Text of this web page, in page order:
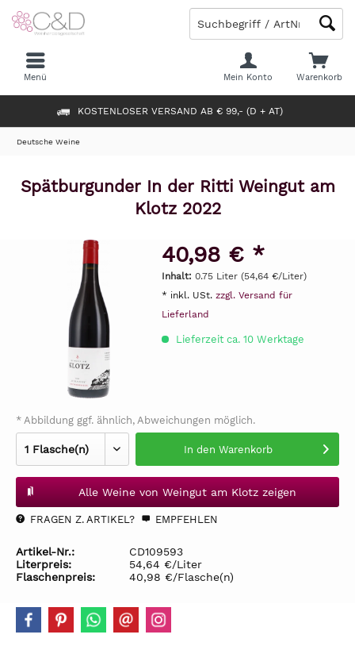
KOSTENLOSER VERSAND AB € 99,- (D + AT)
Warenkorb
Mein Konto
Menü
Deutsche Weine
Spätburgunder In der Ritti Weingut am
Klotz 2022
40,98 € *
Inhalt: 0.75 Liter (54,64 €/Liter)
* inkl. USt. zzgl. Versand für
Lieferland
Lieferzeit ca. 10 Werktage
* Abbildung ggf. ähnlich, Abweichungen möglich.
In den Warenkorb
Alle Weine von Weingut am Klotz zeigen
FRAGEN Z. ARTIKEL? EMPFEHLEN
Artikel-Nr.:
CD109593
Literpreis:
54,64 €/Liter
Flaschenpreis:
40,98 €/Flasche(n)